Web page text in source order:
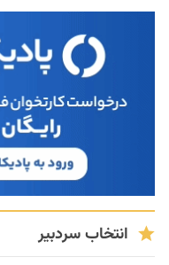
انتخاب سردبیر